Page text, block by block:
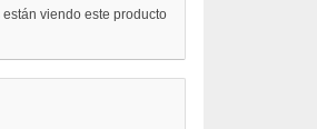
viendo este producto